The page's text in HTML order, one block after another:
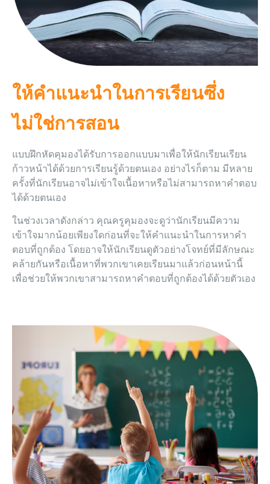
ให้คำแนะนำในการเรียนซึ่ง
ไม่ใช่การสอน
แบบฝึกหัดคุมองได้รับการออกแบบมาเพื่อให้นักเรียนเรียน
ก้าวหน้าได้ด้วยการเรียนรู้ด้วยตนเอง อย่างไรก็ตาม มีหลาย
ครั้งที่นักเรียนอาจไม่เข้าใจเนื้อหาหรือไม่สามารถหาคำตอบ
ได้ด้วยตนเอง
ในช่วงเวลาดังกล่าว คุณครูคุมองจะดูว่านักเรียนมีความ
เข้าใจมากน้อยเพียงใดก่อนที่จะให้คำแนะนำในการหาคำ
ตอบที่ถูกต้อง โดยอาจให้นักเรียนดูตัวอย่างโจทย์ที่มีลักษณะ
คล้ายกันหรือเนื้อหาที่พวกเขาเคยเรียนมาแล้วก่อนหน้านี้
เพื่อช่วยให้พวกเขาสามารถหาคำตอบที่ถูกต้องได้ด้วยตัวเอง